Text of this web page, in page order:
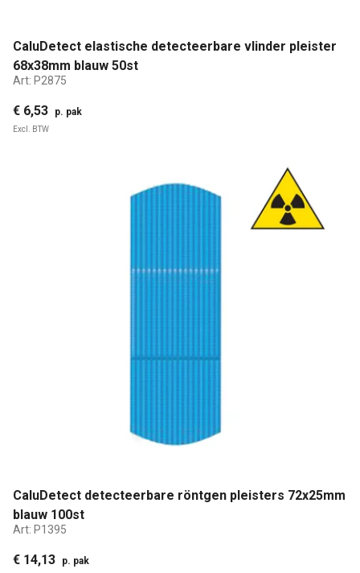
CaluDetect elastische detecteerbare vlinder pleister
68x38mm blauw 50st
Art: P2875
€ 6,53 p. pak
Excl. BTW
CaluDetect detecteerbare röntgen pleisters 72x25mm
blauw 100st
Art: P1395
€ 14,13 p. pak